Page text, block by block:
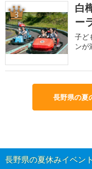
3
白
ー
子ど
ンが
長野県の夏
長野県の夏休みイベン